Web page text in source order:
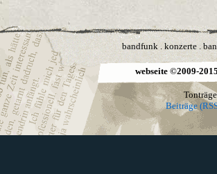
bandfunk. konzerte.
webseite ©2009-
Beiträge